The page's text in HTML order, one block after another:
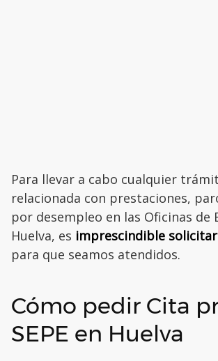
Para llevar a cabo cualquier
relacionada con prestaciones,
por desempleo en las Oficinas de
Huelva, es imprescindible
para que seamos atendidos.
Cómo pedir Cita
SEPE en Huelva